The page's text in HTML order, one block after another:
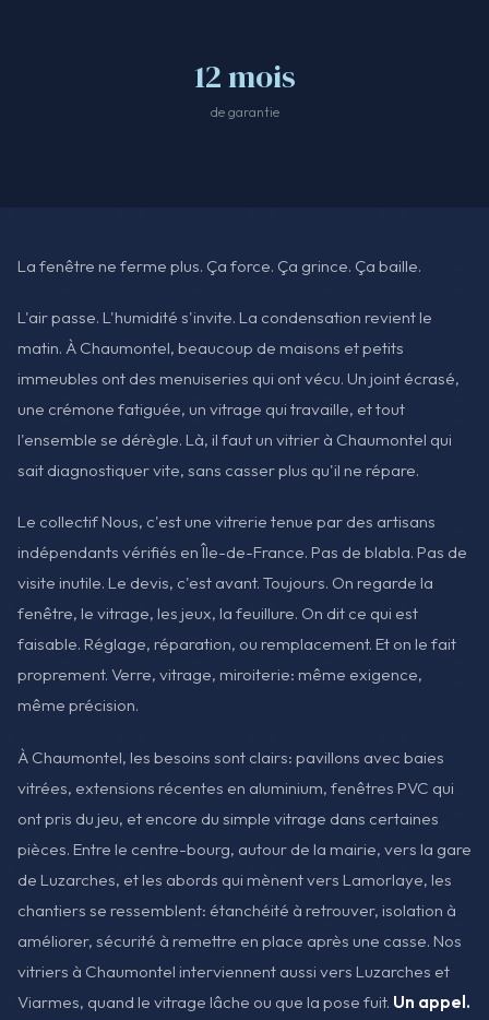
12 mois
de garantie
La fenêtre ne ferme plus. Ça force. Ça grince. Ça baille.
L'air passe. L'humidité s'invite. La condensation revient le
matin. À Chaumontel, beaucoup de maisons et petits
immeubles ont des menuiseries qui ont vécu. Un joint écrasé,
une crémone fatiguée, un vitrage qui travaille, et tout
l'ensemble se dérègle. Là, il faut un vitrier à Chaumontel qui
sait diagnostiquer vite, sans casser plus qu'il ne répare.
Le collectif Nous, c'est une vitrerie tenue par des artisans
indépendants vérifiés en Île-de-France. Pas de blabla. Pas de
visite inutile. Le devis, c'est avant. Toujours. On regarde la
fenêtre, le vitrage, les jeux, la feuillure. On dit ce qui est
faisable. Réglage, réparation, ou remplacement. Et on le fait
proprement. Verre, vitrage, miroiterie: même exigence,
même précision.
À Chaumontel, les besoins sont clairs: pavillons avec baies
vitrées, extensions récentes en aluminium, fenêtres PVC qui
ont pris du jeu, et encore du simple vitrage dans certaines
pièces. Entre le centre-bourg, autour de la mairie, vers la gare
de Luzarches, et les abords qui mènent vers Lamorlaye, les
chantiers se ressemblent: étanchéité à retrouver, isolation à
améliorer, sécurité à remettre en place après une casse. Nos
vitriers à Chaumontel interviennent aussi vers Luzarches et
Viarmes, quand le vitrage lâche ou que la pose fuit. Un appel.